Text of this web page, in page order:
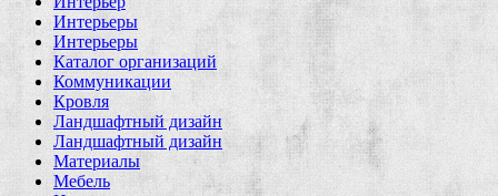
Интерьеры
Интерьеры
Каталог организаций
Коммуникации
Кровля
Ландшафтный дизайн
Ландшафтный дизайн
Материалы
Мебель